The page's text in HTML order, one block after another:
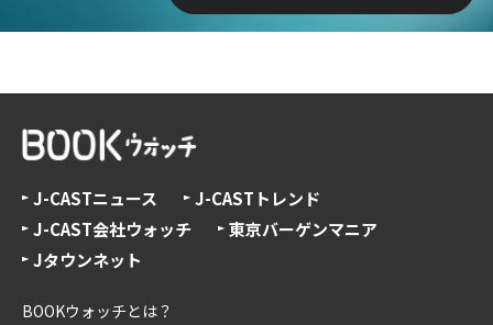
J-CASTニュース
J-CASTトレンド
J-CAST会社ウォッチ
東京バーゲンマニア
Jタウンネット
BOOKウォッチとは？